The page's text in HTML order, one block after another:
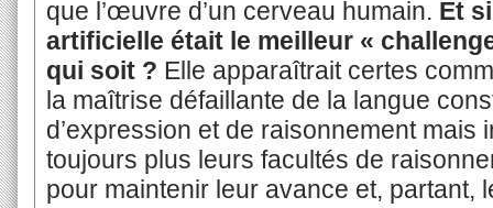
que l’œuvre d’un cerveau humain. Et
artificielle était le meilleur «
qui soit ? Elle apparaîtrait certes
la maîtrise défaillante de la langue
d’expression et de raisonnement
toujours plus leurs facultés de
pour maintenir leur avance et, partant,